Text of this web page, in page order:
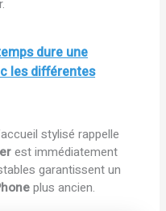
dure une
les différentes
stylisé rappelle
est immédiatement
garantissent un
plus ancien.